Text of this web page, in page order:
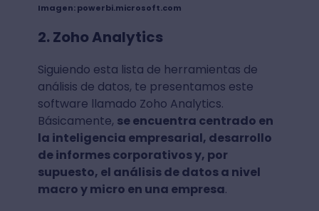
Imagen: powerbi.microsoft.com
2. Zoho Analytics
Siguiendo esta lista de herramientas de
análisis de datos, te presentamos este
software llamado Zoho Analytics.
Básicamente, se encuentra centrado en
la inteligencia empresarial, desarrollo
de informes corporativos y, por
supuesto, el análisis de datos a nivel
macro y micro en una empresa.